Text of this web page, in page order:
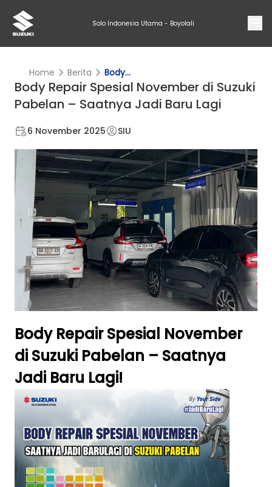
Solo Indonesia Utama - Boyolali
Home Berita Body...
Body Repair Spesial November di Suzuki
Pabelan – Saatnya Jadi Baru Lagi
6 November 2025 SIU
Body Repair Spesial November
di Suzuki Pabelan – Saatnya
Jadi Baru Lagi!